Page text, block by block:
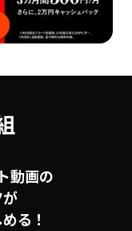
動画の
る！